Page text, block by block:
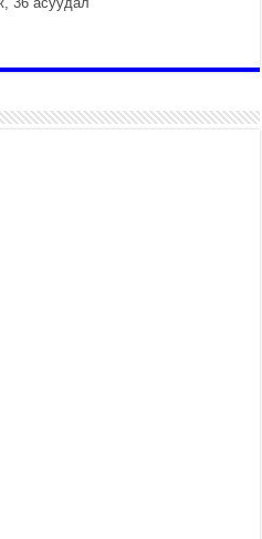
хөгжүүлэх
төр,
хамтран
цагаан”-ыг
цагаа
зорьж
удирдах
Монгол Улсад
хүлээн
УЛСТАЙ